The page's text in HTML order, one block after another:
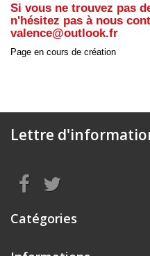
Si vous ne trouvez pas
n'hésitez pas à nous
valence@outlook.fr
Page en cours de création
Lettre
Catégories